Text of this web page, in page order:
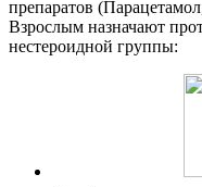
препаратов
Взрослым назначают
нестероидной группы: